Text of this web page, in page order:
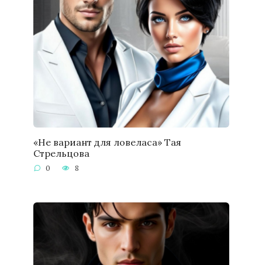
«Не вариант для ловеласа» Тая
Стрельцова
0 8